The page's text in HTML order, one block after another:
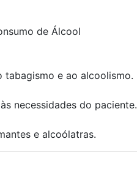
de Álcool
tabagismo e ao alcoolismo.
necessidades do paciente.
e alcoólatras.